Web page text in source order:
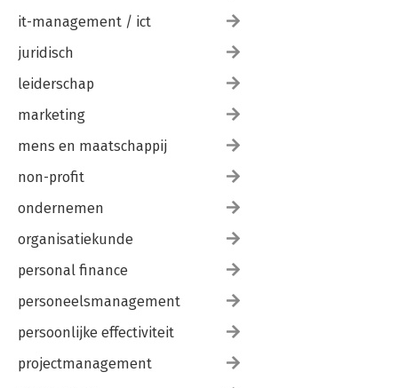
it-management / ict
juridisch
leiderschap
marketing
mens en maatschappij
non-profit
ondernemen
organisatiekunde
personal finance
personeelsmanagement
persoonlijke effectiviteit
projectmanagement